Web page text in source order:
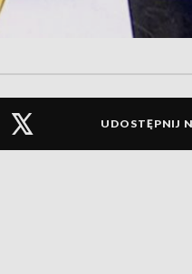
UDOSTĘPNIJ